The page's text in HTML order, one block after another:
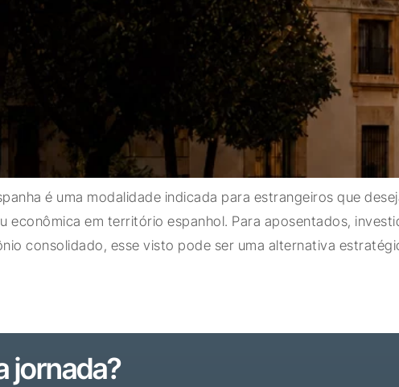
é uma modalidade indicada para estrangeiros que
econômica em território espanhol. Para aposentados,
consolidado, esse visto pode ser uma alternativa
jornada?